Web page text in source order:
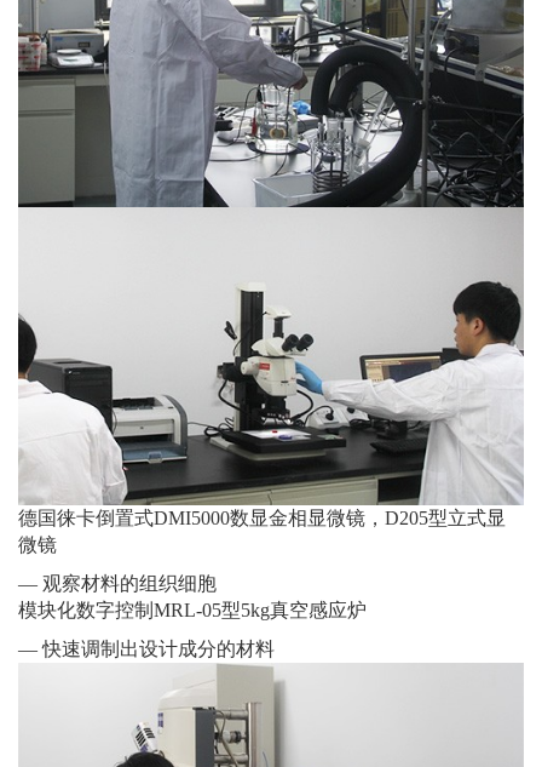
德国徕卡倒置式DMI5000数显金相显微镜，D205型立式显
微镜
— 观察材料的组织细胞
模块化数字控制MRL-05型5kg真空感应炉
— 快速调制出设计成分的材料